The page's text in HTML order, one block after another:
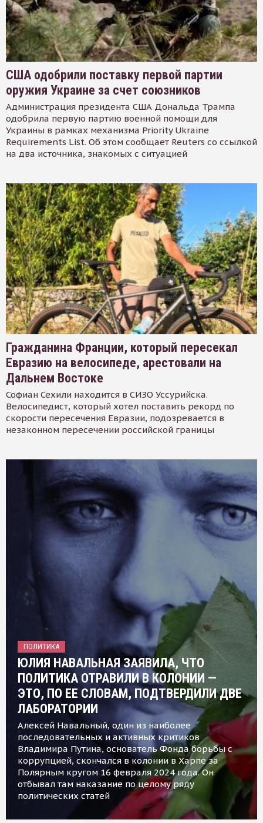
США одобрили поставку первой партии
оружия Украине за счет союзников
Администрация президента США Дональда Трампа
одобрила первую партию военной помощи для
Украины в рамках механизма Priority Ukraine
Requirements List. Об этом сообщает Reuters со ссылкой
на два источника, знакомых с ситуацией
Гражданина Франции, который пересекал
Евразию на велосипеде, арестовали на
Дальнем Востоке
Софиан Сехили находится в СИЗО Уссурийска.
Велосипедист, который хотел поставить рекорд по
скорости пересечения Евразии, подозревается в
незаконном пересечении российской границы
ПОЛИТИКА
ЮЛИЯ НАВАЛЬНАЯ ЗАЯВИЛА, ЧТО
ПОЛИТИКА ОТРАВИЛИ В КОЛОНИИ —
ЭТО, ПО ЕЕ СЛОВАМ, ПОДТВЕРДИЛИ ДВЕ
ЛАБОРАТОРИИ
Алексей Навальный, один из наиболее
последовательных и активных критиков
Владимира Путина, основатель Фонда борьбы с
коррупцией, скончался в колонии в Харпе за
Полярным кругом 16 февраля 2024 года. Он
отбывал там наказание по целому ряду
политических статей